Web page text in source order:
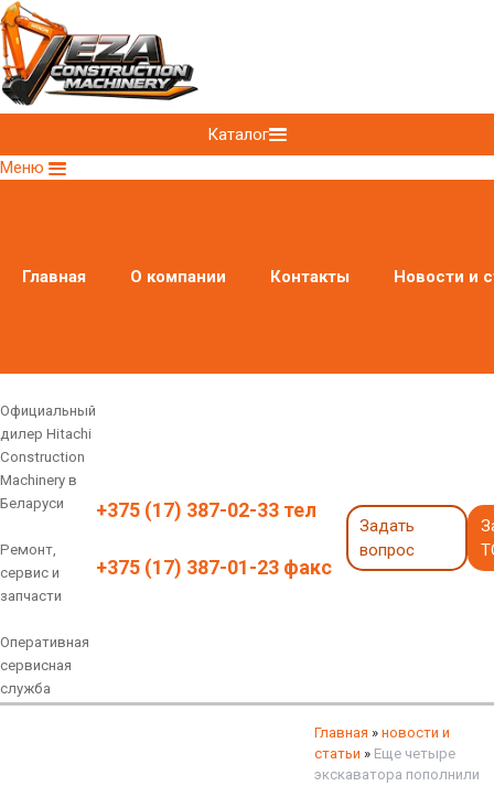
Каталог
Меню
Главная О компании Контакты Новости и
Официальный
дилер Hitachi
Construction
Machinery в
Беларуси
Ремонт,
сервис и
запчасти
Оперативная
сервисная
служба
+375 (17) 387-02-33 тел
+375 (17) 387-01-23 факс
Задать
вопрос
Главная » новости и
статьи » Еще четыре
экскаватора пополнили